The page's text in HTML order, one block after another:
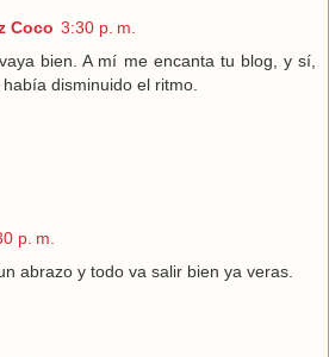
Coco 3:30 p. m.
bien. A mí me encanta tu blog, y sí,
disminuido el ritmo.
p. m.
abrazo y todo va salir bien ya veras.